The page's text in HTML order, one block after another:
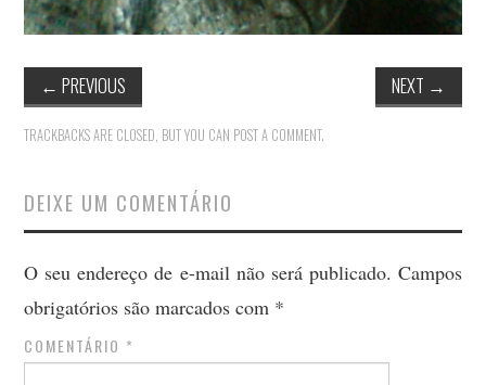
← PREVIOUS NEXT →
TRACKBACKS ARE CLOSED, BUT YOU CAN POST A COMMENT.
DEIXE UM COMENTÁRIO
O seu endereço de e-mail não será publicado. Campos
obrigatórios são marcados com *
COMENTÁRIO *